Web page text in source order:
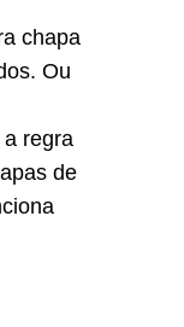
chapa
Ou
regra
de